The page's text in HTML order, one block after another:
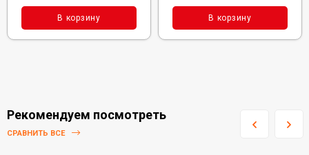
В корзину В корзину
Рекомендуем посмотреть
СРАВНИТЬ ВСЕ